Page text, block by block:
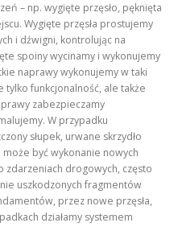
– np. wygięte przęsło, pęknięta
Wygięte przęsła prostujemy
i dźwigni, kontrolując na
spoiny wycinamy i wykonujemy
naprawy wykonujemy w taki
funkcjonalność, ale także
zabezpieczamy
W przypadku
słupek, urwane skrzydło
może być wykonanie nowych
zdarzeniach drogowych, często
uszkodzonych fragmentów
przez nowe przęsła,
działamy systemem